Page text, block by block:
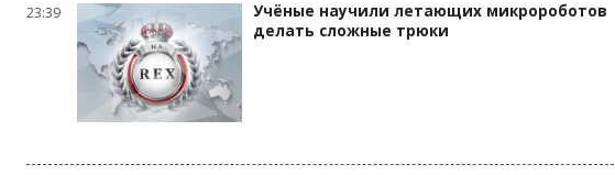
23:39
Учёные научили летающих микророботов
делать сложные трюки